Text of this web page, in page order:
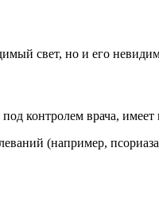
свет, но и его
контролем врача,
(например,